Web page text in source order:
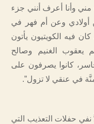
مني وأنا أعرف أنني جزء
أولادي وعن أم فهر في
فيه الكويتيون يأتون
يعقوب الغنيم وصالح
كانوا يصرفون على
منَّة في عنقي لا تزول”.
حفلات التعذيب التي